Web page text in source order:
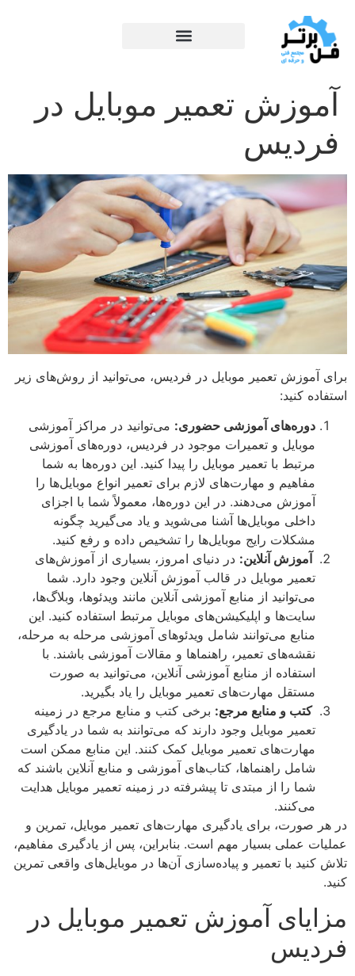
آموزش تعمیر موبایل در
فردیس
برای آموزش تعمیر موبایل در فردیس، می‌توانید از روش‌های زیر
استفاده کنید:
دوره‌های آموزشی حضوری: می‌توانید در مراکز آموزشی
موبایل و تعمیرات موجود در فردیس، دوره‌های آموزشی
مرتبط با تعمیر موبایل را پیدا کنید. این دوره‌ها به شما
مفاهیم و مهارت‌های لازم برای تعمیر انواع موبایل‌ها را
آموزش می‌دهند. در این دوره‌ها، معمولاً شما با اجزای
داخلی موبایل‌ها آشنا می‌شوید و یاد می‌گیرید چگونه
مشکلات رایج موبایل‌ها را تشخیص داده و رفع کنید.
آموزش آنلاین: در دنیای امروز، بسیاری از آموزش‌های
تعمیر موبایل در قالب آموزش آنلاین وجود دارد. شما
می‌توانید از منابع آموزشی آنلاین مانند ویدئوها، وبلاگ‌ها،
سایت‌ها و اپلیکیشن‌های موبایل مرتبط استفاده کنید. این
منابع می‌توانند شامل ویدئوهای آموزشی مرحله به مرحله،
نقشه‌های تعمیر، راهنماها و مقالات آموزشی باشند. با
استفاده از منابع آموزشی آنلاین، می‌توانید به صورت
مستقل مهارت‌های تعمیر موبایل را یاد بگیرید.
کتب و منابع مرجع: برخی کتب و منابع مرجع در زمینه
تعمیر موبایل وجود دارند که می‌توانند به شما در یادگیری
مهارت‌های تعمیر موبایل کمک کنند. این منابع ممکن است
شامل راهنماها، کتاب‌های آموزشی و منابع آنلاین باشند که
شما را از مبتدی تا پیشرفته در زمینه تعمیر موبایل هدایت
می‌کنند.
در هر صورت، برای یادگیری مهارت‌های تعمیر موبایل، تمرین و
عملیات عملی بسیار مهم است. بنابراین، پس از یادگیری مفاهیم،
تلاش کنید با تعمیر و پیاده‌سازی آن‌ها در موبایل‌های واقعی تمرین
کنید.
مزایای آموزش تعمیر موبایل در
فردیس